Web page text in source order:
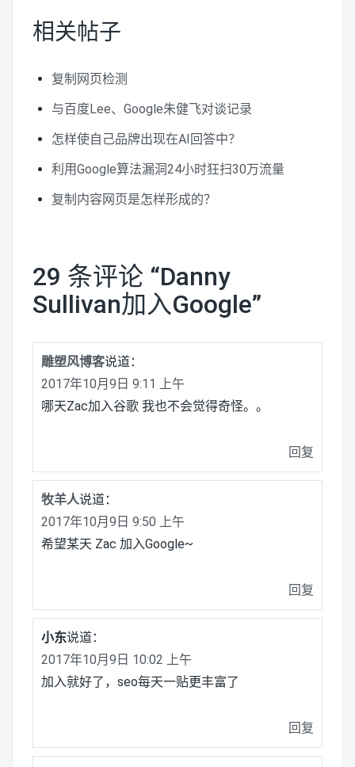
相关帖子
复制网页检测
与百度Lee、Google朱健飞对谈记录
怎样使自己品牌出现在AI回答中？
利用Google算法漏洞24小时狂扫30万流量
复制内容网页是怎样形成的？
29 条评论 “Danny
Sullivan加入Google”
雕塑风博客说道：
2017年10月9日 9:11 上午
哪天Zac加入谷歌 我也不会觉得奇怪。。
回复
牧羊人说道：
2017年10月9日 9:50 上午
希望某天 Zac 加入Google~
回复
小东说道：
2017年10月9日 10:02 上午
加入就好了，seo每天一贴更丰富了
回复